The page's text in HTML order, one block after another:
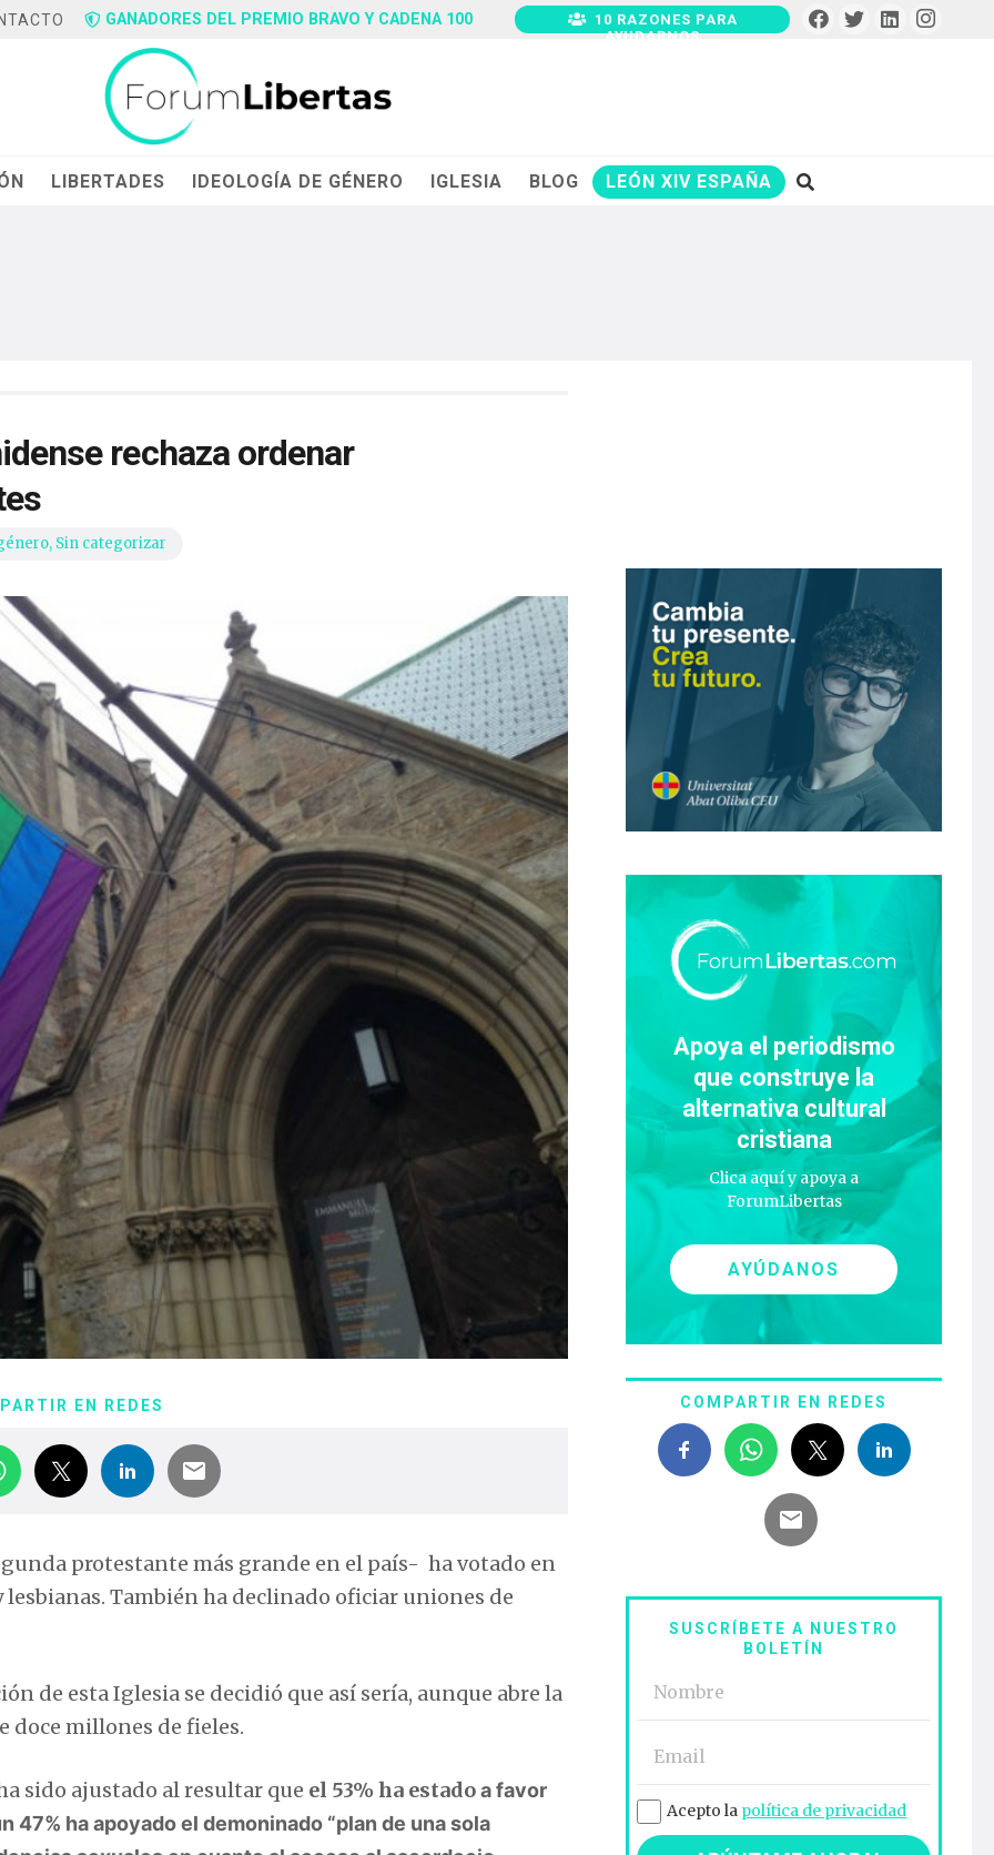
GANADORES DEL PREMIO BRAVO Y CADENA 100
10 RAZONES PARA
AYUDARNOS
LIBERTADES IDEOLOGÍA DE GÉNERO IGLESIA BLOG LEÓN XIV ESPAÑA
rechaza ordenar
, Sin categorizar
EN REDES
protestante más grande en el país- ha votado en
También ha declinado oficiar uniones de
de esta Iglesia se decidió que así sería, aunque abre la
doce millones de fieles.
sido ajustado al resultar que el 53% ha estadoa favor
ha apoyado el demoninado “plan de una sola
Apoya el periodismo
que construye la
alternativa cultural
cristiana
Clica aquí y apoya a
ForumLibertas
AYÚDANOS
COMPARTIR EN REDES
SUSCRÍBETE A NUESTRO
BOLETÍN
Acepto la política de privacidad